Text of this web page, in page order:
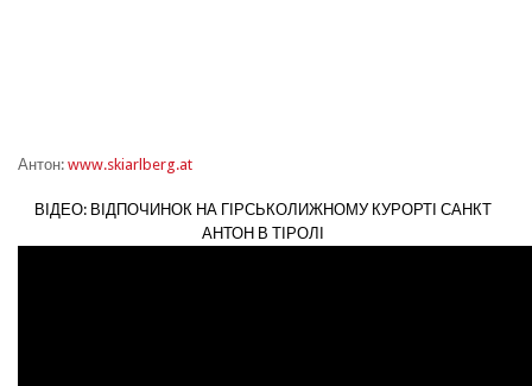
Антон: www.skiarlberg.at
ВІДЕО: ВІДПОЧИНОК НА ГІРСЬКОЛИЖНОМУ КУРОРТІ САНКТ
АНТОН В ТІРОЛІ